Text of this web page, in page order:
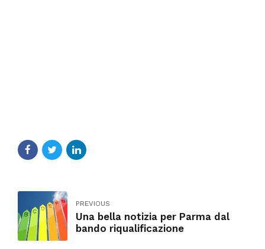
PREVIOUS
Una bella notizia per Parma dal
bando riqualificazione